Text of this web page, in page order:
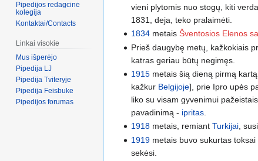
vieni plytomis nuo stogų, kiti
1831, deja, teko pralaimėti.
1834 metaisŠventosios Elenos
Prieš daugybę metų, kažkokiais
katras geriau būtų negimęs.
1915 metais šią dieną pirmą
kažkur Belgijoje], prie Ipro upės
liko su visam gyvenimui
pavadinimą - ipritas
1918 metais, remiantTurkijai,
1919 metais buvo sukurtas
sekėsi.
Pipedijos redagcinė
kolegija
Kontaktai/Contacts
Linkai visokie
Mus išperėjo
Pipedija LJ
Pipedija Tviteryje
Pipedija Feisbuke
Pipedijos forumas